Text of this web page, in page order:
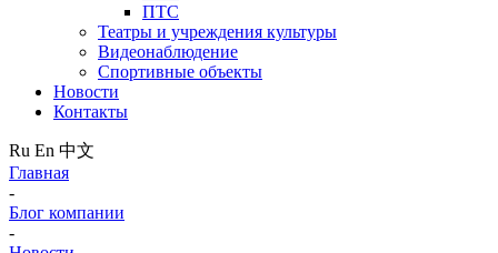
ПТС
Театры и учреждения культуры
Видеонаблюдение
Спортивные объекты
Новости
Контакты
Ru En 中文
Главная
-
Блог компании
-